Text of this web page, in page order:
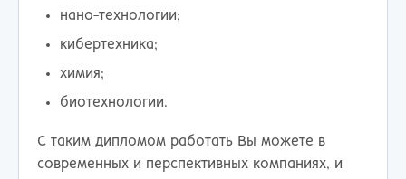
нано-технологии;
кибертехника;
химия;
биотехнологии.
С таким дипломом работать Вы можете в
современных и перспективных компаниях, и